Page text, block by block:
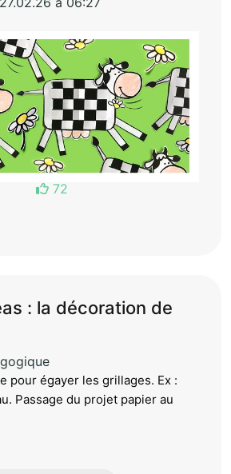
72
: la décoration de
pour égayer les grillages. Ex :
Passage du projet papier au